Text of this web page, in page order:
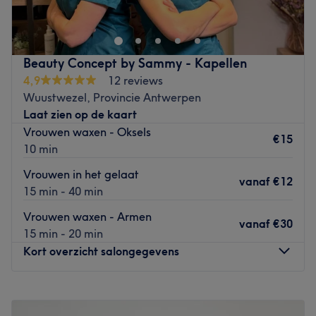
EllieS Beauty Salon is dé plek waar beauty en
ontspanning samenkomen.
Go to venue
snel en effectief verwijderen van ongewenste
lichaamshaartjes. Je kan in dit salon terecht voor diverse
wax- en laserbehandelingen. Tijdens de
waxbehandelingen wordt er gebruik gemaakt van
speciale Lycon wax, welke enkel bestaat uit natuurlijke
ingrediënten. Tijdens het laserontharen werkt Venera met
de nieuwste technieken, zodat je een zo aangenaam
mogelijke behandeling ondergaat.
Let op: in het salon kan niet met bancontact worden
Beauty Concept by Sammy - Kapellen
4,9
12 reviews
Wuustwezel, Provincie Antwerpen
Laat zien op de kaart
Vrouwen waxen - Oksels
10 min
€15
Vrouwen in het gelaat
15 min - 40 min
vanaf €12
Vrouwen waxen - Armen
15 min - 20 min
vanaf €30
Kort overzicht salongegevens